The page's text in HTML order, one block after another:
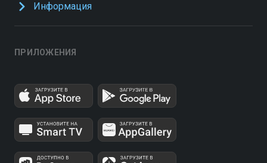
Информация
ПРИЛОЖЕНИЯ